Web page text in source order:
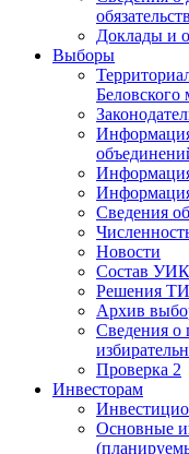
Доклады и
Выборы
Беловского
Сведения
Новости
Состав УИК
Решения
Архив
Сведения о
Проверка 2
Инвесторам
Основные